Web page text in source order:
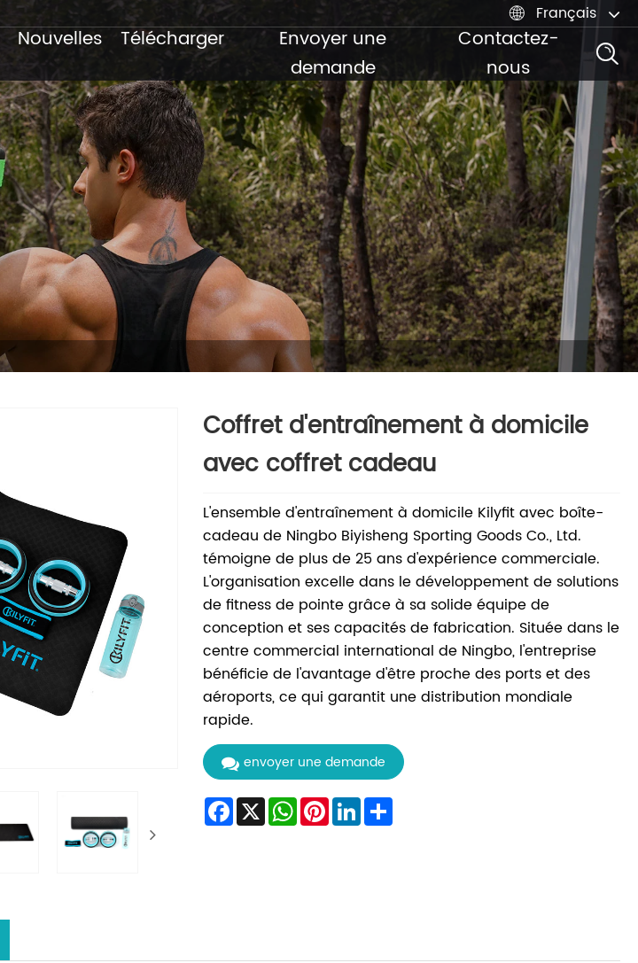
 Français
Nouvelles Télécharger
Envoyer une
demande
Contactez-
nous
Coffret d'entraînement à domicile
avec coffret cadeau
L'ensemble d'entraînement à domicile Kilyfit avec boîte-
cadeau de Ningbo Biyisheng Sporting Goods Co., Ltd.
témoigne de plus de 25 ans d'expérience commerciale.
L'organisation excelle dans le développement de solutions
de fitness de pointe grâce à sa solide équipe de
conception et ses capacités de fabrication. Située dans le
centre commercial international de Ningbo, l'entreprise
bénéficie de l'avantage d'être proche des ports et des
aéroports, ce qui garantit une distribution mondiale
rapide.
envoyer une demande
Facebook
X WhatsApp
Pinterest
LinkedInShare